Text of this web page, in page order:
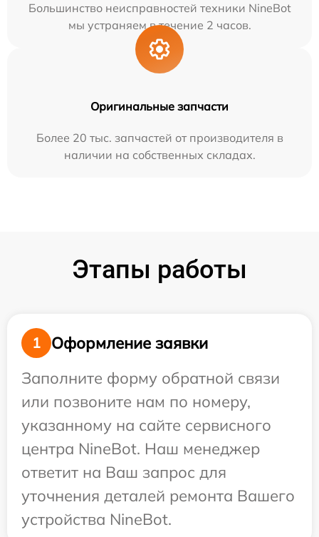
Большинство неисправностей техники NineBot
мы устраняем в течение 2 часов.
Оригинальные запчасти
Более 20 тыс. запчастей от производителя в
наличии на собственных складах.
Этапы работы
1
Оформление заявки
Заполните форму обратной связи
или позвоните нам по номеру,
указанному на сайте сервисного
центра NineBot. Наш менеджер
ответит на Ваш запрос для
уточнения деталей ремонта Вашего
устройства NineBot.